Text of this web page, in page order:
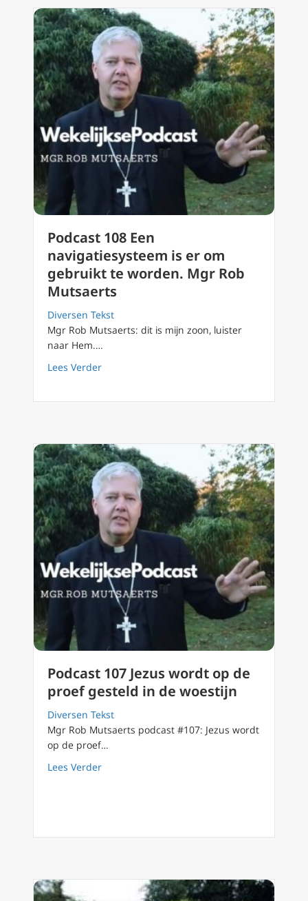
Podcast 108 Een
navigatiesysteem is er om
gebruikt te worden. Mgr Rob
Mutsaerts
Diversen Tekst
Mgr Rob Mutsaerts: dit is mijn zoon, luister
naar Hem.…
Lees Verderabout Podcast 108 Een navigatiesysteem
Podcast 107 Jezus wordt op de
proef gesteld in de woestijn
Diversen Tekst
Mgr Rob Mutsaerts podcast #107: Jezus wordt
op de proef…
Lees Verderabout Podcast 107 Jezus wordt op de proef